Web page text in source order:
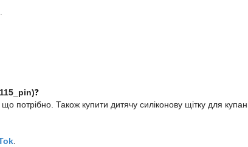
115_pin)?
потрібно. Також купити дитячу силіконову щітку для